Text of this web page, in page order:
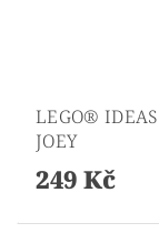
LEGO®
JOEY
249 Kč